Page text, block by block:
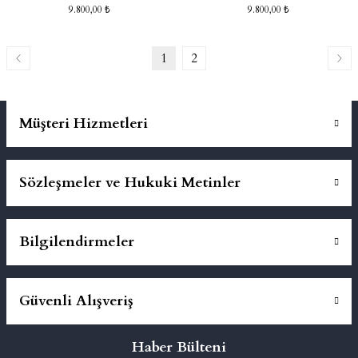
9.800,00 ₺
9.800,00 ₺
1 2
Müşteri Hizmetleri
Sözleşmeler ve Hukuki Metinler
Bilgilendirmeler
Güvenli Alışveriş
Haber Bülteni